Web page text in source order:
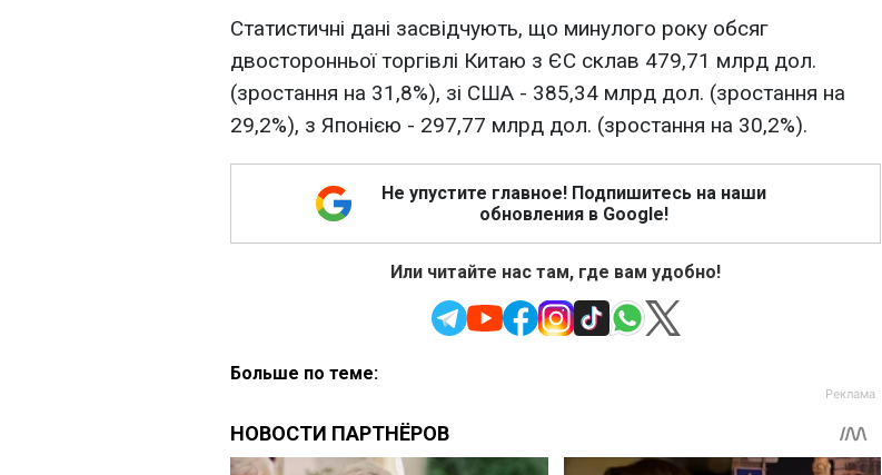
Статистичні дані засвідчують, що минулого року обсяг
двосторонньої торгівлі Китаю з ЄС склав 479,71 млрд дол.
(зростання на 31,8%), зі США - 385,34 млрд дол. (зростання на
29,2%), з Японією - 297,77 млрд дол. (зростання на 30,2%).
Не упустите главное! Подпишитесь на наши
обновления в Google!
Или читайте нас там, где вам удобно!
Больше по теме: